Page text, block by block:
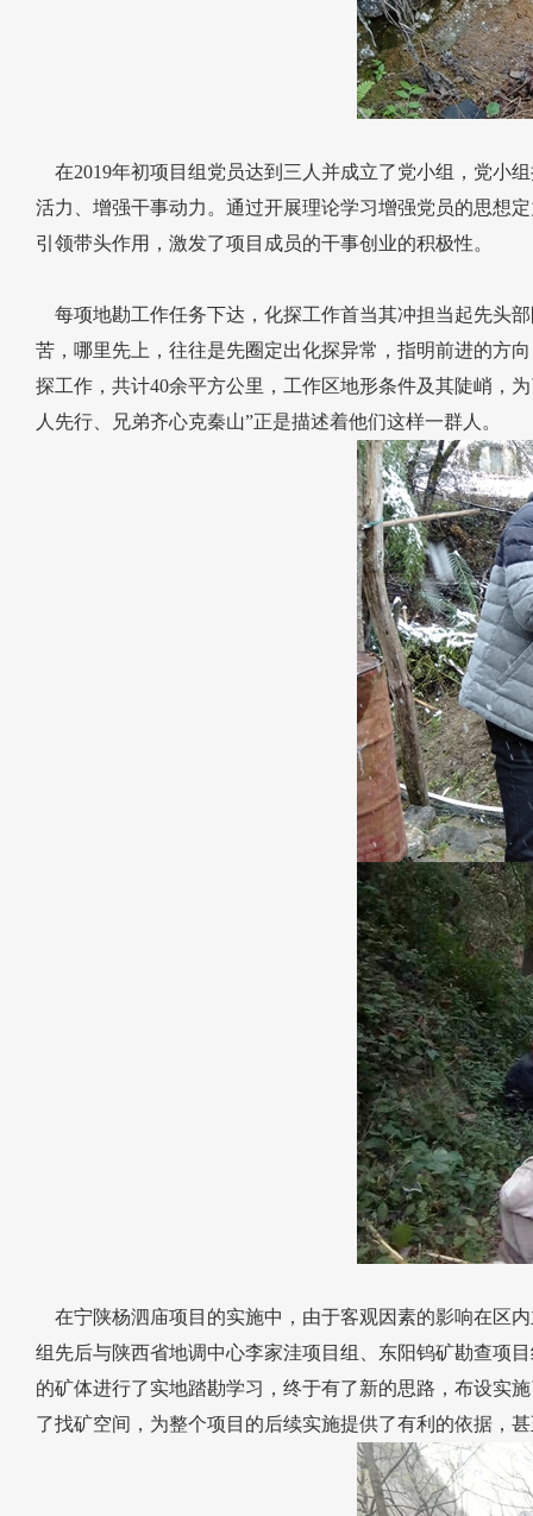
在2019年初项目组党员达到三人并成立了党小组，党小
活力、增强干事动力。通过开展理论学习增强党员的思想
引领带头作用，激发了项目成员的干事创业的积极性。
每项地勘工作任务下达，化探工作首当其冲担当起先头
苦，哪里先上，往往是先圈定出化探异常，指明前进的方
探工作，共计40余平方公里，工作区地形条件及其陡峭，
人先行、兄弟齐心克秦山”正是描述着他们这样一群人。
在宁陕杨泗庙项目的实施中，由于客观因素的影响在区
组先后与陕西省地调中心李家洼项目组、东阳钨矿勘查项
的矿体进行了实地踏勘学习，终于有了新的思路，布设实
了找矿空间，为整个项目的后续实施提供了有利的依据，